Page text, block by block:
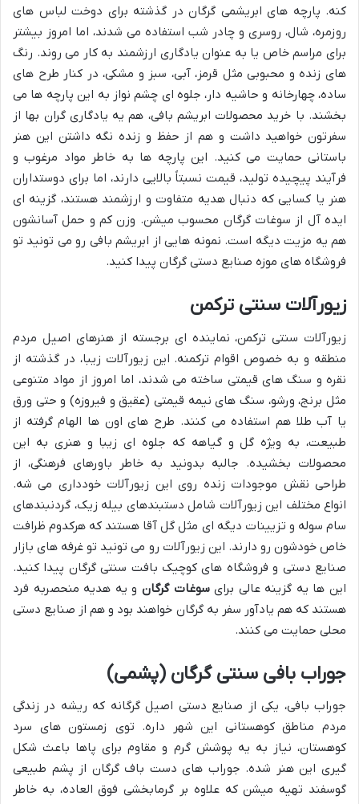
کنه. پارچه های ابریشمی گرگان در گذشته برای دوخت لباس های
روزمره، شال، روسری و چادر شب استفاده می شدند، اما امروز بیشتر
برای مراسم خاص یا به عنوان یادگاری ارزشمند به کار می روند. رنگ
های زنده و محبوبی مثل قرمز، آبی، سبز و مشکی، در کنار طرح های
ساده، چهارخانه و حاشیه دار، جلوه ای چشم نواز به این پارچه ها می
بخشند. با خرید محصولات ابریشم بافی، هم یه یادگاری گران بها از
سفرتون خواهید داشت و هم از حفظ و زنده نگه داشتن این هنر
باستانی حمایت می کنید. این پارچه ها به خاطر مواد مرغوب و
فرآیند پیچیده تولید، قیمت نسبتاً بالایی دارند، اما برای دوستداران
هنر یا کسایی که دنبال هدیه متفاوت و ارزشمند هستند، گزینه ای
ایده آل از سوغات گرگان محسوب میشن. وزن کم و حمل آسانشون
هم یه مزیت دیگه است. نمونه هایی از ابریشم بافی رو می تونید تو
فروشگاه های موزه صنایع دستی گرگان پیدا کنید.
زیورآلات سنتی ترکمن
زیورآلات سنتی ترکمن، نماینده ای برجسته از هنرهای اصیل مردم
منطقه و به خصوص اقوام ترکمنه. این زیورآلات زیبا، در گذشته از
نقره و سنگ های قیمتی ساخته می شدند، اما امروز از مواد متنوعی
مثل برنج، ورشو، سنگ های نیمه قیمتی (عقیق و فیروزه) و حتی ورق
یا آب طلا هم استفاده می کنند. طرح های اون ها الهام گرفته از
طبیعت، به ویژه گل و گیاهه که جلوه ای زیبا و هنری به این
محصولات بخشیده. جالبه بدونید به خاطر باورهای فرهنگی، از
طراحی نقش موجودات زنده روی این زیورآلات خودداری می شه.
انواع مختلف این زیورآلات شامل دستبندهای بیله زیک، گردنبندهای
سام سوله و تزیینات دیگه ای مثل گل آقا هستند که هرکدوم ظرافت
خاص خودشون رو دارند. این زیورآلات رو می تونید تو غرفه های بازار
صنایع دستی و فروشگاه های کوچیک بافت سنتی گرگان پیدا کنید.
این ها یه گزینه عالی برایسوغات گرگان و یه هدیه منحصربه فرد
هستند که هم یادآور سفر به گرگان خواهند بود و هم از صنایع دستی
محلی حمایت می کنند.
جوراب بافی سنتی گرگان (پشمی)
جوراب بافی، یکی از صنایع دستی اصیل گرگانه که ریشه در زندگی
مردم مناطق کوهستانی این شهر داره. توی زمستون های سرد
کوهستان، نیاز به یه پوشش گرم و مقاوم برای پاها باعث شکل
گیری این هنر شده. جوراب های دست باف گرگان از پشم طبیعی
گوسفند تهیه میشن که علاوه بر گرمابخشی فوق العاده، به خاطر